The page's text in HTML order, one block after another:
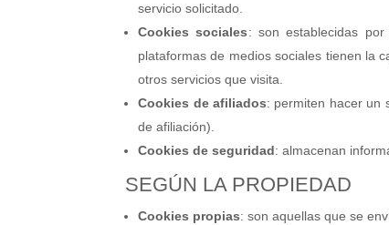
servicio solicitado.
Cookies sociales: son establecidas
plataformas de medios sociales tienen la
otros servicios que visita.
Cookies de afiliados: permiten hacer un
de afiliación).
Cookies de seguridad: almacenan
SEGÚN LA PROPIEDAD
Cookies propias: son aquellas que se